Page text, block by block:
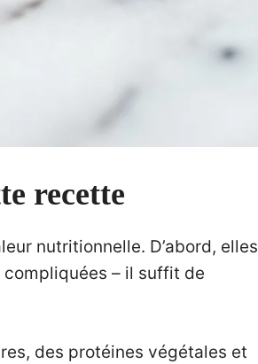
recette
nutritionnelle. D’abord, elles
– il suffit de
des protéines végétales et